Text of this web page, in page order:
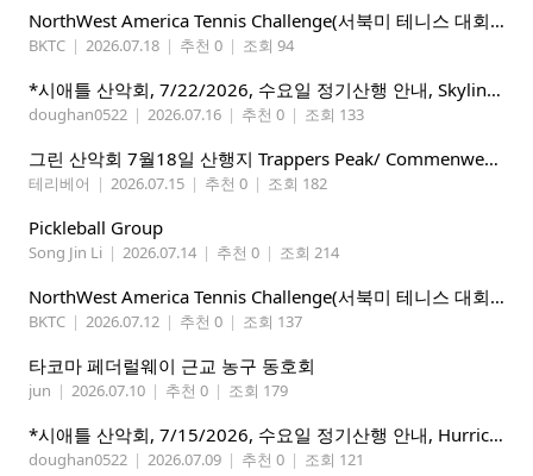
NorthWest America Tennis Challenge(서북미 테니스 대회) 마감임박!!!!!
BKTC | 2026.07.18 | 추천 0 | 조회 94
*시애틀 산악회, 7/22/2026, 수요일 정기산행 안내, Skyline Trail Loop(Mt. Rainier)*
doughan0522 | 2026.07.16 | 추천 0 | 조회 133
그린 산악회 7월18일 산행지 Trappers Peak/ Commenwealth Basin
테리베어 | 2026.07.15 | 추천 0 | 조회 182
Pickleball Group
Song Jin Li | 2026.07.14 | 추천 0 | 조회 214
NorthWest America Tennis Challenge(서북미 테니스 대회) 마감임박!!!!!
BKTC | 2026.07.12 | 추천 0 | 조회 137
타코마 페더럴웨이 근교 농구 동호회
jun | 2026.07.10 | 추천 0 | 조회 179
*시애틀 산악회, 7/15/2026, 수요일 정기산행 안내, Hurricane Ridge*
doughan0522 | 2026.07.09 | 추천 0 | 조회 121